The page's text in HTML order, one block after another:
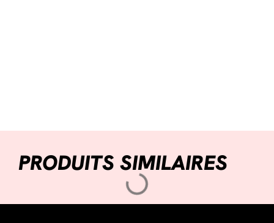
PRODUITS SIMILAIRES